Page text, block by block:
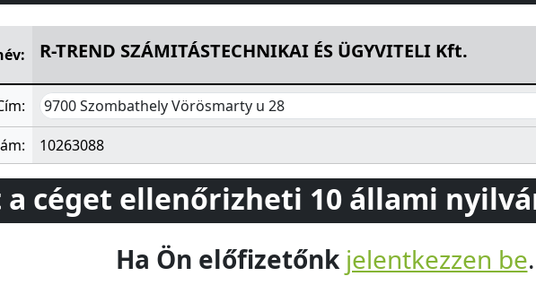
R-TREND SZÁMITÁSTECHNIKAI ÉS ÜGYVITELI Kft.
9700 Szombathely Vörösmarty u 28
10263088
a céget ellenőrizheti 10 állami
Ha Ön előfizetőnk jelentkezzen be.